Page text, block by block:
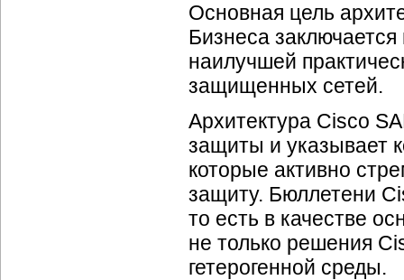
Основная цель
Бизнеса
наилучшей
защищенных сетей.
Архитектура Cisco
защиты и указывает
которые активно
защиту. Бюллетени
то есть в качестве
не только решения
гетерогенной среды.